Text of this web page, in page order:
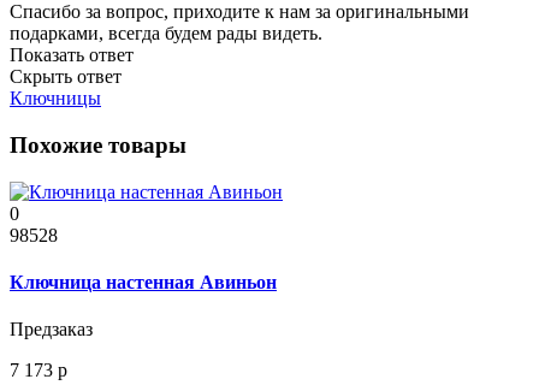
Спасибо за вопрос, приходите к нам за оригинальными
подарками, всегда будем рады видеть.
Показать ответ
Скрыть ответ
Ключницы
Похожие товары
0
98528
Ключница настенная Авиньон
Предзаказ
7 173 р